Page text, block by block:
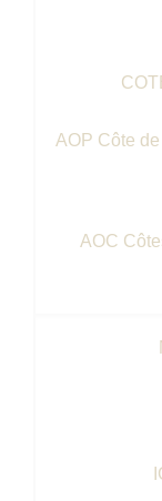
AOP Côte
AOC